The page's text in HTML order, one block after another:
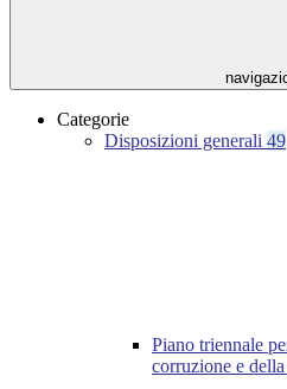
Categorie
Disposizioni generali 49
Piano triennale
corruzione e della